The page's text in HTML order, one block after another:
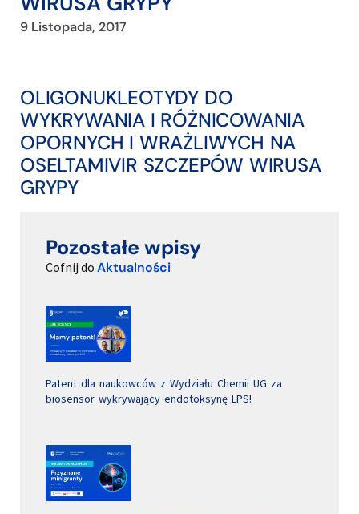
9 Listopada, 2017
OLIGONUKLEOTYDY DO
WYKRYWANIA I RÓŻNICOWANIA
OPORNYCH I WRAŻLIWYCH NA
OSELTAMIVIR SZCZEPÓW WIRUSA
GRYPY
Pozostałe wpisy
Cofnij do Aktualności
Patent dla naukowców z Wydziału Chemii UG za
biosensor wykrywający endotoksynę LPS!